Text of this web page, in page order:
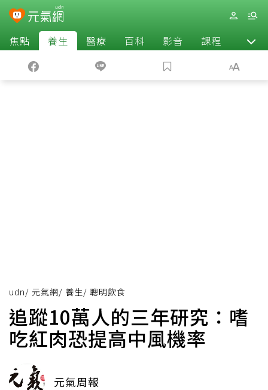
焦點 養生 醫療 百科 影音 課程 退休
udn/ 元氣網/ 養生/ 聰明飲食
追蹤10萬人的三年研究：嗜
吃紅肉恐提高中風機率
元氣周報